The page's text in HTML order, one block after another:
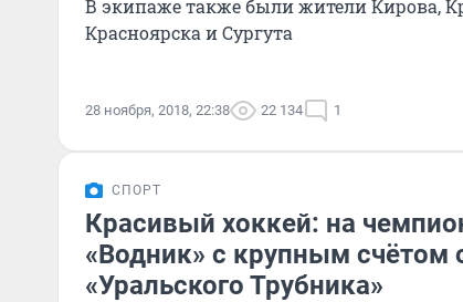
В экипаже также были жители Кирова,
Красноярска и Сургута
28 ноября, 2018, 22:38 22 134 1
СПОРТ
Красивый хоккей: на
«Водник» с крупным счётом
«Уральского Трубника»